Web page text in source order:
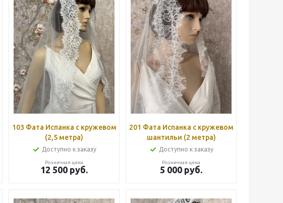
103 Фата Испанка с кружевом
(2,5 метра)
Доступно к заказу
Розничная цена
12 500 руб.
201 Фата Испанка с кружевом
шантильи (2 метра)
Доступно к заказу
Розничная цена
5 000 руб.